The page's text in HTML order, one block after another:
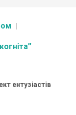
ентузіастів